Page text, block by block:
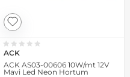
ACK
ACK AS03-00606 10W/mt 12V
Mavi Led Neon Hortum